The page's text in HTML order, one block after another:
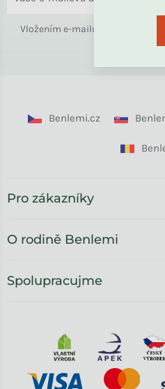
Vložením e-mailu souhlasíte s
Benlemi.cz
Pro zákazníky
O rodině Benlemi
Spolupracujme